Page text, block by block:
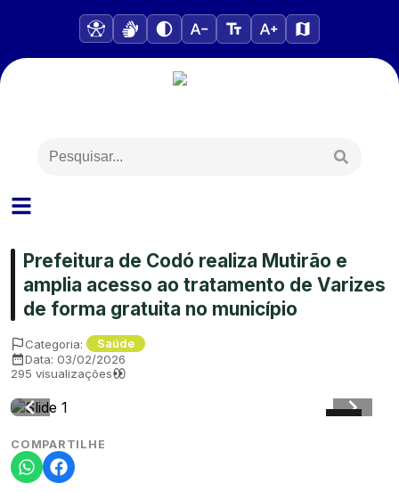
Prefeitura de Codó realiza Mutirão e
amplia acesso ao tratamento de Varizes
de forma gratuita no município
Categoria: Saúde
Data: 03/02/2026
295 visualizações
COMPARTILHE